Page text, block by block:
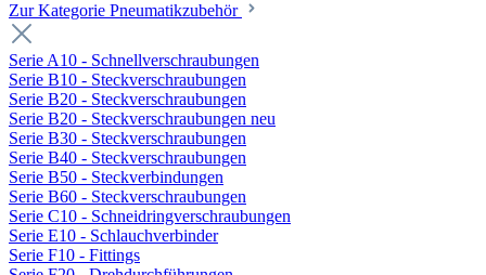
Zur Kategorie Pneumatikzubehör
Serie A10 - Schnellverschraubungen
Serie B10 - Steckverschraubungen
Serie B20 - Steckverschraubungen
Serie B20 - Steckverschraubungen neu
Serie B30 - Steckverschraubungen
Serie B40 - Steckverschraubungen
Serie B50 - Steckverbindungen
Serie B60 - Steckverschraubungen
Serie C10 - Schneidringverschraubungen
Serie E10 - Schlauchverbinder
Serie F10 - Fittings